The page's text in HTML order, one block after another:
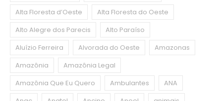
Alta Floresta d’Oeste
Alta Floresta do Oeste
Alto Alegre dos Parecis
Alto Paraíso
Aluízio Ferreira
Alvorada do Oeste
Amazonas
Amazônia
Amazônia Legal
Amazônia Que Eu Quero
Ambulantes
ANA